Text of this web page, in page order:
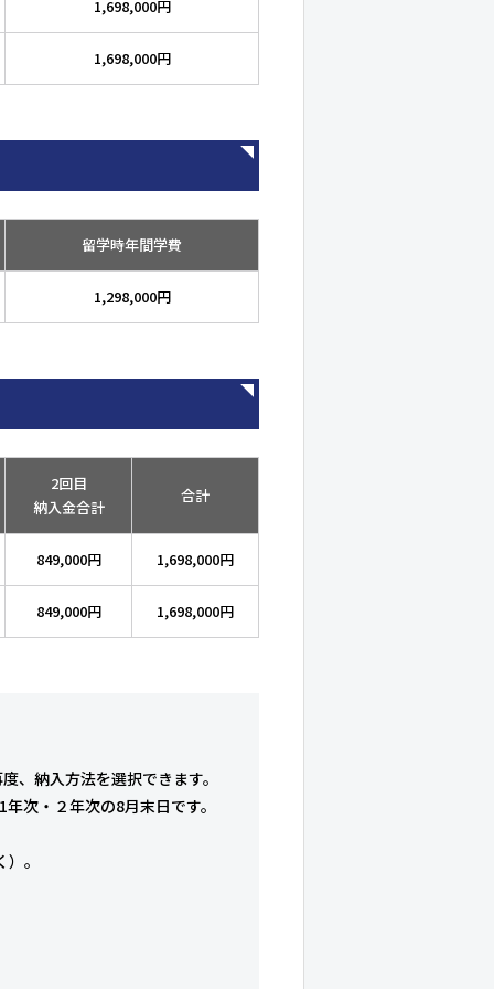
1,698,000円
1,698,000円
留学時年間学費
1,298,000円
2回目
納入金合計
合計
849,000円 1,698,000円
849,000円 1,698,000円
、納入方法を選択できます。
次・２年次の8月末日です。
。